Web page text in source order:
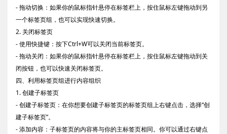
- 拖动切换：如果你的鼠标指针悬停在标签栏上，按住鼠标左键拖动到另
一个标签页组，也可以实现快速切换。
2. 关闭标签页
- 使用快捷键：按下Ctrl+W可以关闭当前标签页。
- 拖动关闭：如果你的鼠标指针悬停在标签栏上，按住鼠标左键拖动到关
闭按钮，也可以快速关闭标签页。
四、利用标签页组进行内容组织
1. 创建子标签页
- 创建子标签页：在你想要创建子标签页的标签页组上右键点击，选择“创
建子标签页”。
- 添加内容：子标签页的内容将与你的主标签页相同。你可以通过右键点